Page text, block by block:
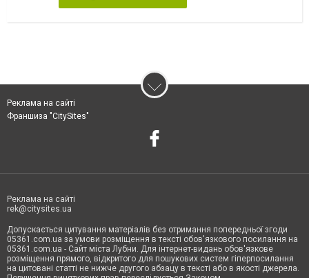
Реклама на сайті
Франшиза "CitySites"
Реклама на сайті
rek@citysites.ua
Допускається цитування матеріалів без отримання попередньої згоди
05361.com.ua за умови розміщення в тексті обов'язкового посилання на
05361.com.ua - Сайт міста Лубни. Для інтернет-видань обов'язкове
розміщення прямого, відкритого для пошукових систем гіперпосилання
на цитовані статті не нижче другого абзацу в тексті або в якості джерела.